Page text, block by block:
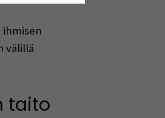
ihmisen
välillä
taito